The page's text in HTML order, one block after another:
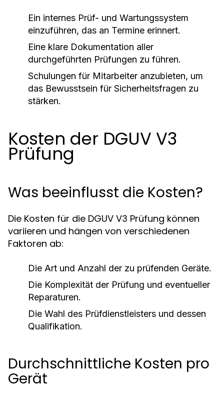
Ein internes Prüf- und Wartungssystem
einzuführen, das an Termine erinnert.
Eine klare Dokumentation aller
durchgeführten Prüfungen zu führen.
Schulungen für Mitarbeiter anzubieten, um
das Bewusstsein für Sicherheitsfragen zu
stärken.
Kosten der DGUV V3
Prüfung
Was beeinflusst die Kosten?
Die Kosten für die DGUV V3 Prüfung können
variieren und hängen von verschiedenen
Faktoren ab:
Die Art und Anzahl der zu prüfenden Geräte.
Die Komplexität der Prüfung und eventueller
Reparaturen.
Die Wahl des Prüfdienstleisters und dessen
Qualifikation.
Durchschnittliche Kosten pro
Gerät